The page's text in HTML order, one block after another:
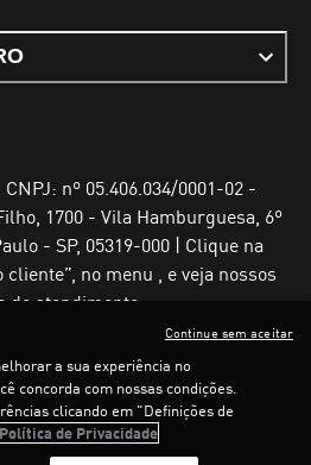
nº 05.406.034/0001-02 -
1700 - Vila Hamburguesa, 6º
- SP, 05319-000 | Clique na
cliente”, no menu , e veja nossos
de atendimento
de Privacidade
a sua experiência no
concorda com nossas condições.
clicando em "Definições de
Política de Privacidade
Continue sem aceitar